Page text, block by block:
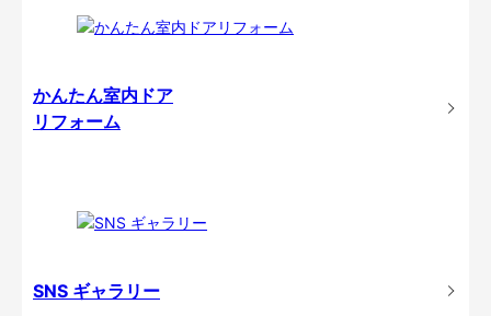
かんたん室内ドア
リフォーム
SNS ギャラリー